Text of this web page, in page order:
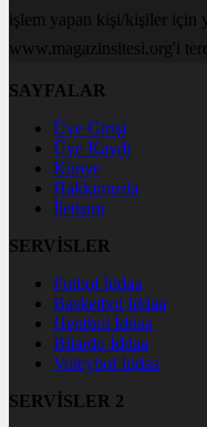
işlem yapan kişi/kişiler için
www.magazinsitesi.org'i
SAYFALAR
Üye Girişi
Üye Kaydı
Künye
Hakkımızda
İletişim
SERVİSLER
Futbol İddaa
Basketbol İddaa
Hentbol İddaa
Bilardo İddaa
Voleybol İddaa
SERVİSLER 2